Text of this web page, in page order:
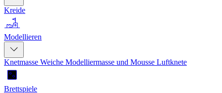
Kreide
Modellieren
Knetmasse Weiche Modelliermasse und Mousse Luftknete
Brettspiele